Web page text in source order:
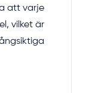
att varje
vilket är